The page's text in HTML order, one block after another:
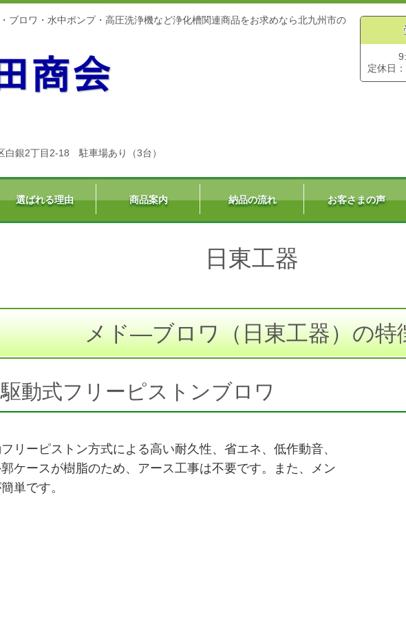
・ブロワ・水中ポンプ・高圧洗浄機など浄化槽関連商品をお求めなら北九州市の
白銀2丁目2-18 駐車場あり（3台）
定休日
選ばれる理由 商品案内 納品の流れ お客さまの声
日東工器
メド―ブロワ（日東工器）の特
動式フリーピストンブロワ
リーピストン方式による高い耐久性、省エネ、低作動音、
ケースが樹脂のため、アース工事は不要です。また、メン
単です。